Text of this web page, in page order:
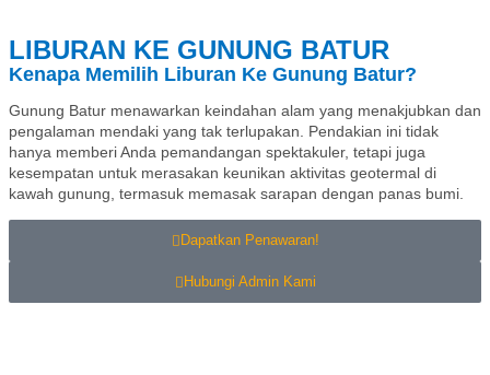
LIBURAN KE GUNUNG BATUR
Kenapa Memilih Liburan Ke Gunung Batur?
Gunung Batur menawarkan keindahan alam yang menakjubkan dan
pengalaman mendaki yang tak terlupakan. Pendakian ini tidak
hanya memberi Anda pemandangan spektakuler, tetapi juga
kesempatan untuk merasakan keunikan aktivitas geotermal di
kawah gunung, termasuk memasak sarapan dengan panas bumi.
Dapatkan Penawaran!
Hubungi Admin Kami